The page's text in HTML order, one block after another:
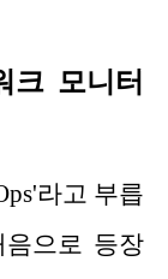
크 모니터
라고 부릅
음으로 등장